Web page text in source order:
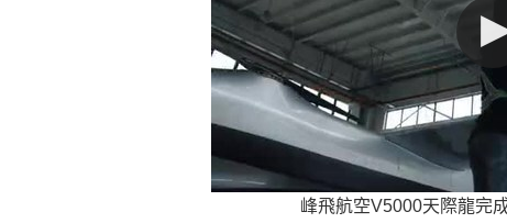
峰飛航空V5000天際龍完